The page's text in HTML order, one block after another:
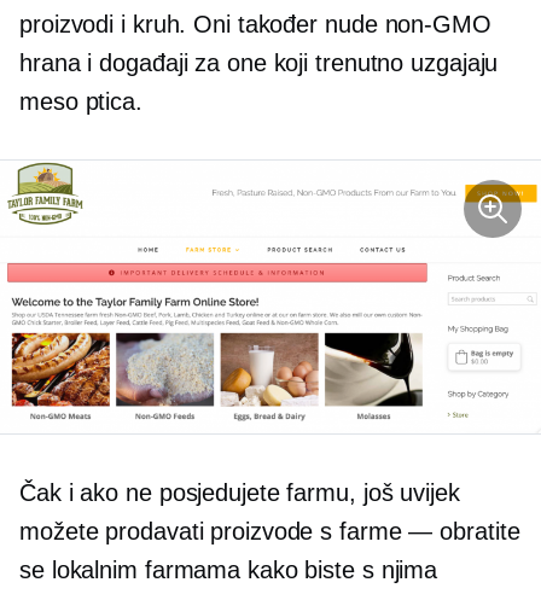
proizvodi i kruh. Oni također nude non-GMO
hrana i događaji za one koji trenutno uzgajaju
meso ptica.
Čak i ako ne posjedujete farmu, još uvijek
možete prodavati proizvode s farme — obratite
se lokalnim farmama kako biste s njima